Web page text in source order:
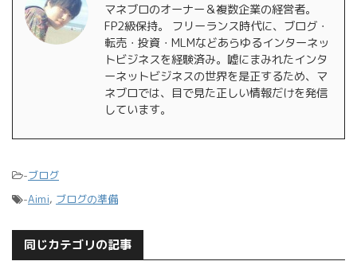
マネブロのオーナー＆複数企業の経営者。
FP2級保持。 フリーランス時代に、ブログ・
転売・投資・MLMなどあらゆるインターネッ
トビジネスを経験済み。嘘にまみれたインタ
ーネットビジネスの世界を是正するため、マ
ネブロでは、目で見た正しい情報だけを発信
しています。
-ブログ
-Aimi, ブログの準備
同じカテゴリの記事